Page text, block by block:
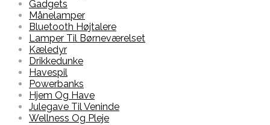
Gadgets
Månelamper
Bluetooth Højtalere
Lamper Til Børneværelset
Kæledyr
Drikkedunke
Havespil
Powerbanks
Hjem Og Have
Julegave Til Veninde
Wellness Og Pleje